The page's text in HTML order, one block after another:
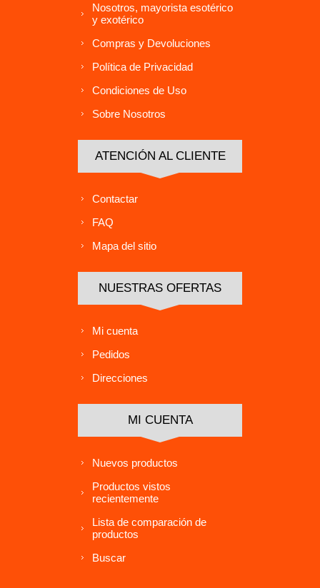
Nosotros, mayorista esotérico
y exotérico
Compras y Devoluciones
Política de Privacidad
Condiciones de Uso
Sobre Nosotros
ATENCIÓN AL CLIENTE
Contactar
FAQ
Mapa del sitio
NUESTRAS OFERTAS
Mi cuenta
Pedidos
Direcciones
MI CUENTA
Nuevos productos
Productos vistos
recientemente
Lista de comparación de
productos
Buscar